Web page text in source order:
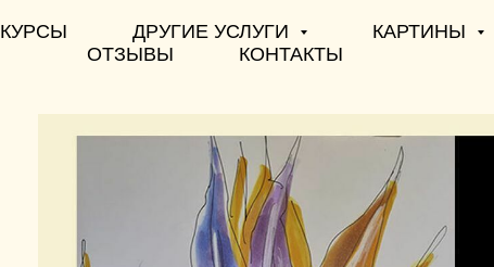
КУРСЫ ДРУГИЕ УСЛУГИ КАРТИНЫ
ОТЗЫВЫ
КОНТАКТЫ